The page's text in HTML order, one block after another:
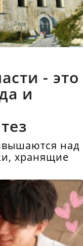
- это
и
над
хранящие